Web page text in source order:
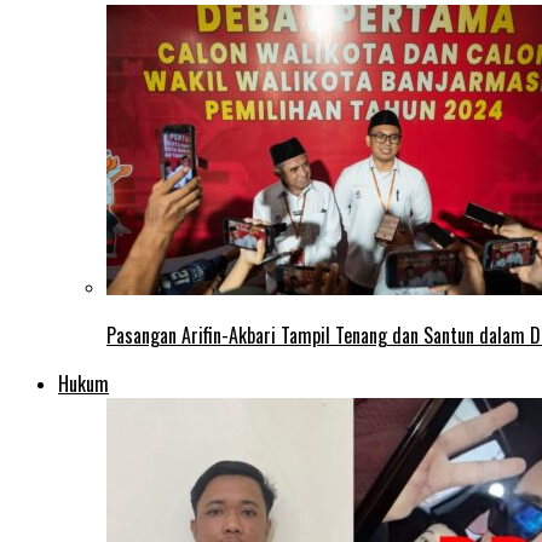
Pasangan Arifin-Akbari Tampil Tenang dan Santun dalam
Hukum